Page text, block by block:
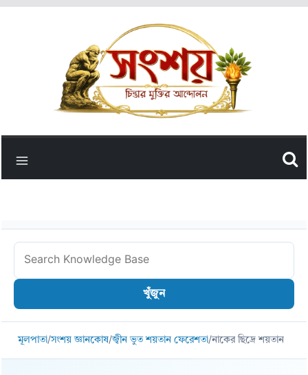
Search
Knowledge
খুঁজুন
মূলপাতা/সংশয় জ্ঞানকোষ/জ্বীন ভুত শয়তান ফেরেশতা/নাকের ছিদ্রে শয়তান